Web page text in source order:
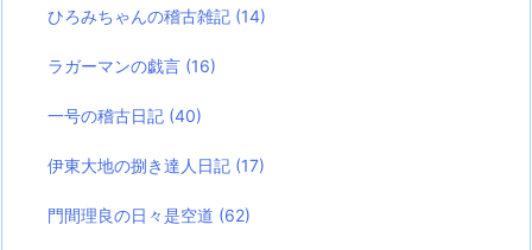
ひろみちゃんの稽古雑記 (14)
ラガーマンの戯言 (16)
一号の稽古日記 (40)
伊東大地の捌き達人日記 (17)
門間理良の日々是空道 (62)